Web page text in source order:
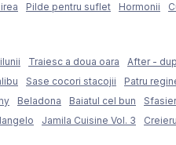
Pilde pentru suflet Hormonii
Traiesc a doua oara After -
Sase cocori stacojii Patru
Beladona Baiatul cel bun
Jamila Cuisine Vol. 3